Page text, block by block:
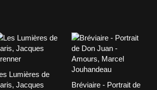
Lumières de
Jacques
Bréviaire - Portrait de